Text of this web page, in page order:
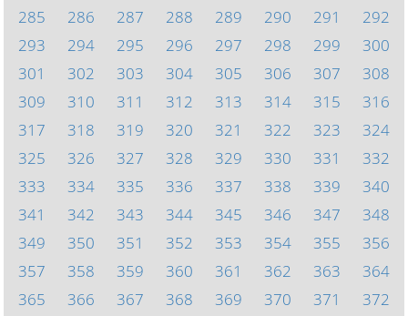
285
286 287 288 289 290 291
292
293
294 295 296 297 298 299
300
301
302 303 304 305 306 307
308
309
310 311 312 313 314 315
316
317
318 319 320 321 322 323
324
325
326 327 328 329 330 331
332
333
334 335 336 337 338 339
340
341
342 343 344 345 346 347
348
349
350 351 352 353 354 355
356
357
358 359 360 361 362 363
364
365
366 367 368 369 370 371 372